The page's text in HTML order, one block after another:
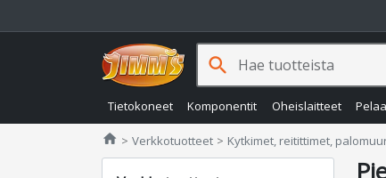
Tietokoneet Komponentit Oheislaitteet
search
home Jimms.fi
Verkkotuotteet Kytkimet, reitittimet,